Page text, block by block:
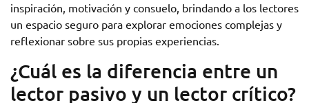
inspiración, motivación y consuelo, brindando a los lectores
un espacio seguro para explorar emociones complejas y
reflexionar sobre sus propias experiencias.
¿Cuál es la diferencia entre un
lector pasivo y un lector crítico?